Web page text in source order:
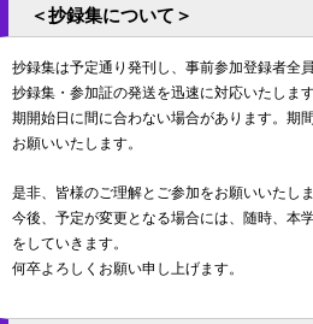
＜抄録集について＞
抄録集は予定通り発刊し、事前参加登録者全
抄録集・参加証の発送を迅速に対応いたしま
期開始日に間に合わない場合があります。期
お願いいたします。
是非、皆様のご理解とご参加をお願いいたしま
今後、予定が変更となる場合には、随時、本
をしていきます。
何卒よろしくお願い申し上げます。